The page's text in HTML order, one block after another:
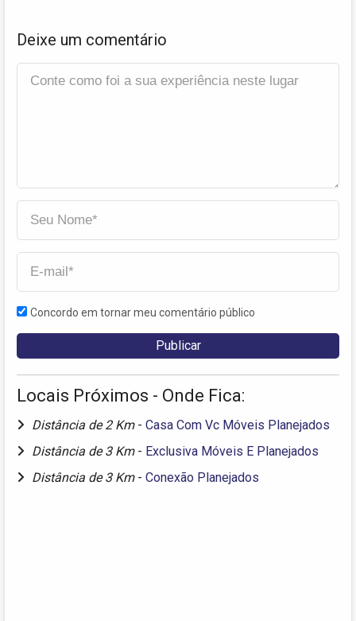
Deixe um comentário
Concordo em tornar meu comentário público
Locais Próximos - Onde Fica:
Distância de 2 Km - Casa Com Vc Móveis Planejados
Distância de 3 Km - Exclusiva Móveis E Planejados
Distância de 3 Km - Conexão Planejados